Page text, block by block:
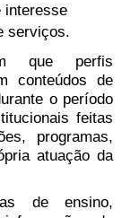
interesse
serviços.
que perfis
conteúdos de
o período
feitas
programas,
atuação da
de ensino,